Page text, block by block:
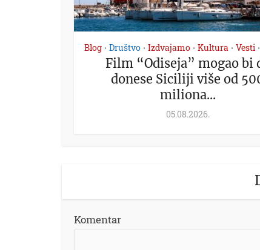
Blog • Društvo • Izdvajamo • Kultura • Vesti •
Film “Odiseja” mogao bi
donese Siciliji više od
miliona...
05.08.2026.
Komentar